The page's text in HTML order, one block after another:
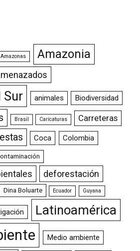
Amazonas Amazonia
Sur animales Biodiversidad
Brasil Caricaturas Carreteras
Coca Colombia
deforestación
Dina Boluarte Ecuador Guyana
Latinoamérica
Medio ambiente